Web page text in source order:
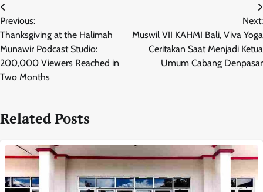
Navigasi
pos
Previous:
Thanksgiving at the Halimah
Munawir Podcast Studio:
200,000 Viewers Reached in
Two Months
Next:
Muswil VII KAHMI Bali, Viva Yoga
Ceritakan Saat Menjadi Ketua
Umum Cabang Denpasar
Related Posts